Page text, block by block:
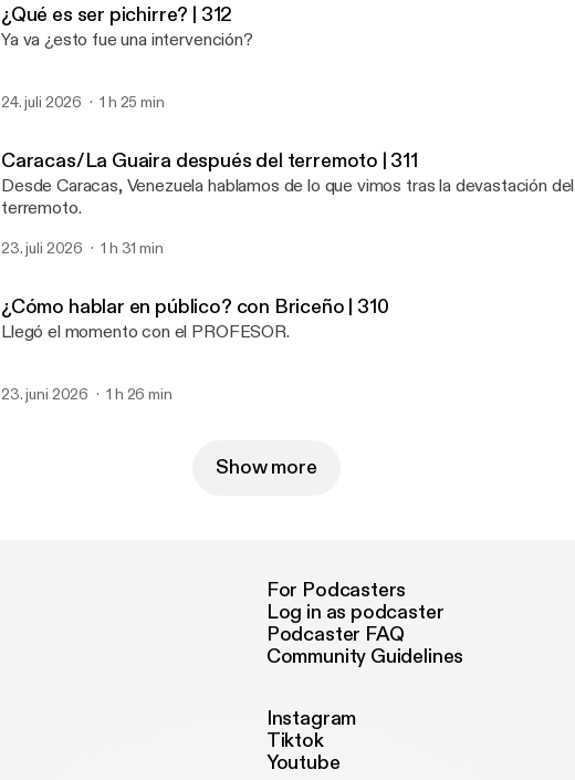
¿Qué es ser pichirre? | 312
Ya va ¿esto fue una intervención?
24. juli 2026 1 h 25 min
Caracas/La Guaira después del terremoto | 311
Desde Caracas, Venezuela hablamos de lo que vimos tras la devastación del
terremoto.
23. juli 2026 1 h 31 min
¿Cómo hablar en público? con Briceño | 310
Llegó el momento con el PROFESOR.
23. juni 2026 1 h 26 min
Show more
For Podcasters
Log in as podcaster
Podcaster FAQ
Community Guidelines
Instagram
Tiktok
Youtube